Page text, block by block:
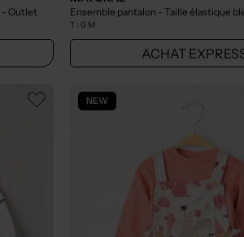
- Outlet Ensemble pantalon - Taille élastique
T : 0 M
ACHAT
NEW